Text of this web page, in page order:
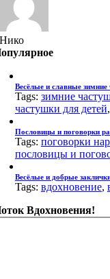
Нико
Весёлые и славные зимние
Tags: зимние
частушки для детей,
Пословицы и поговорки
Tags: поговорки
пословицы и
Весёлые и добрые
Tags: вдохновение,
Вдохновения!